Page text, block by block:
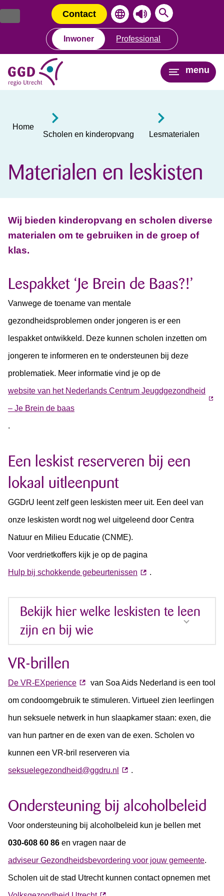
naar
de
naar
de
Contact
Inwoner Professional
menu
Home
Scholen en kinderopvang
Lesmaterialen
Materialen en leskisten
Wij bieden kinderopvang en scholen diverse
materialen om te gebruiken in de groep of
klas.
Lespakket ‘Je Brein de Baas?!’
Vanwege de toename van mentale
gezondheidsproblemen onder jongeren is er een
lespakket ontwikkeld. Deze kunnen scholen inzetten om
jongeren te informeren en te ondersteunen bij deze
problematiek. Meer informatie vind je op de
website van het Nederlands Centrum Jeugdgezondheid
– Je Brein de baas
.
Een leskist reserveren bij een
lokaal uitleenpunt
GGDrU leent zelf geen leskisten meer uit. Een deel van
onze leskisten wordt nog wel uitgeleend door Centra
Natuur en Milieu Educatie (CNME).
Voor verdrietkoffers kijk je op de pagina
Hulp bij schokkende gebeurtenissen .
Bekijk hier welke leskisten te leen
zijn en bij wie
VR-brillen
De VR-EXperience van Soa Aids Nederland is een tool
om condoomgebruik te stimuleren. Virtueel zien leerlingen
hun seksuele netwerk in hun slaapkamer staan: exen, die
van hun partner en de exen van de exen. Scholen vo
kunnen een VR-bril reserveren via
seksuelegezondheid@ggdru.nl .
Ondersteuning bij alcoholbeleid
Voor ondersteuning bij alcoholbeleid kun je bellen met
030-608 60 86 en vragen naar de
adviseur Gezondheidsbevordering voor jouw gemeente.
Scholen uit de stad Utrecht kunnen contact opnemen met